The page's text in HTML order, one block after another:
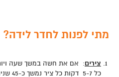
מתי לפנות לחדר לידה?
צירים : אם את חשה במשך שעה
כל 5-7 דקות כל ציר נמשך כ-45 שניות.